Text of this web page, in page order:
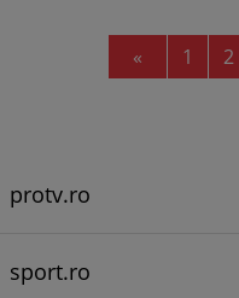
« Previous
1 2
protv.ro
sport.ro